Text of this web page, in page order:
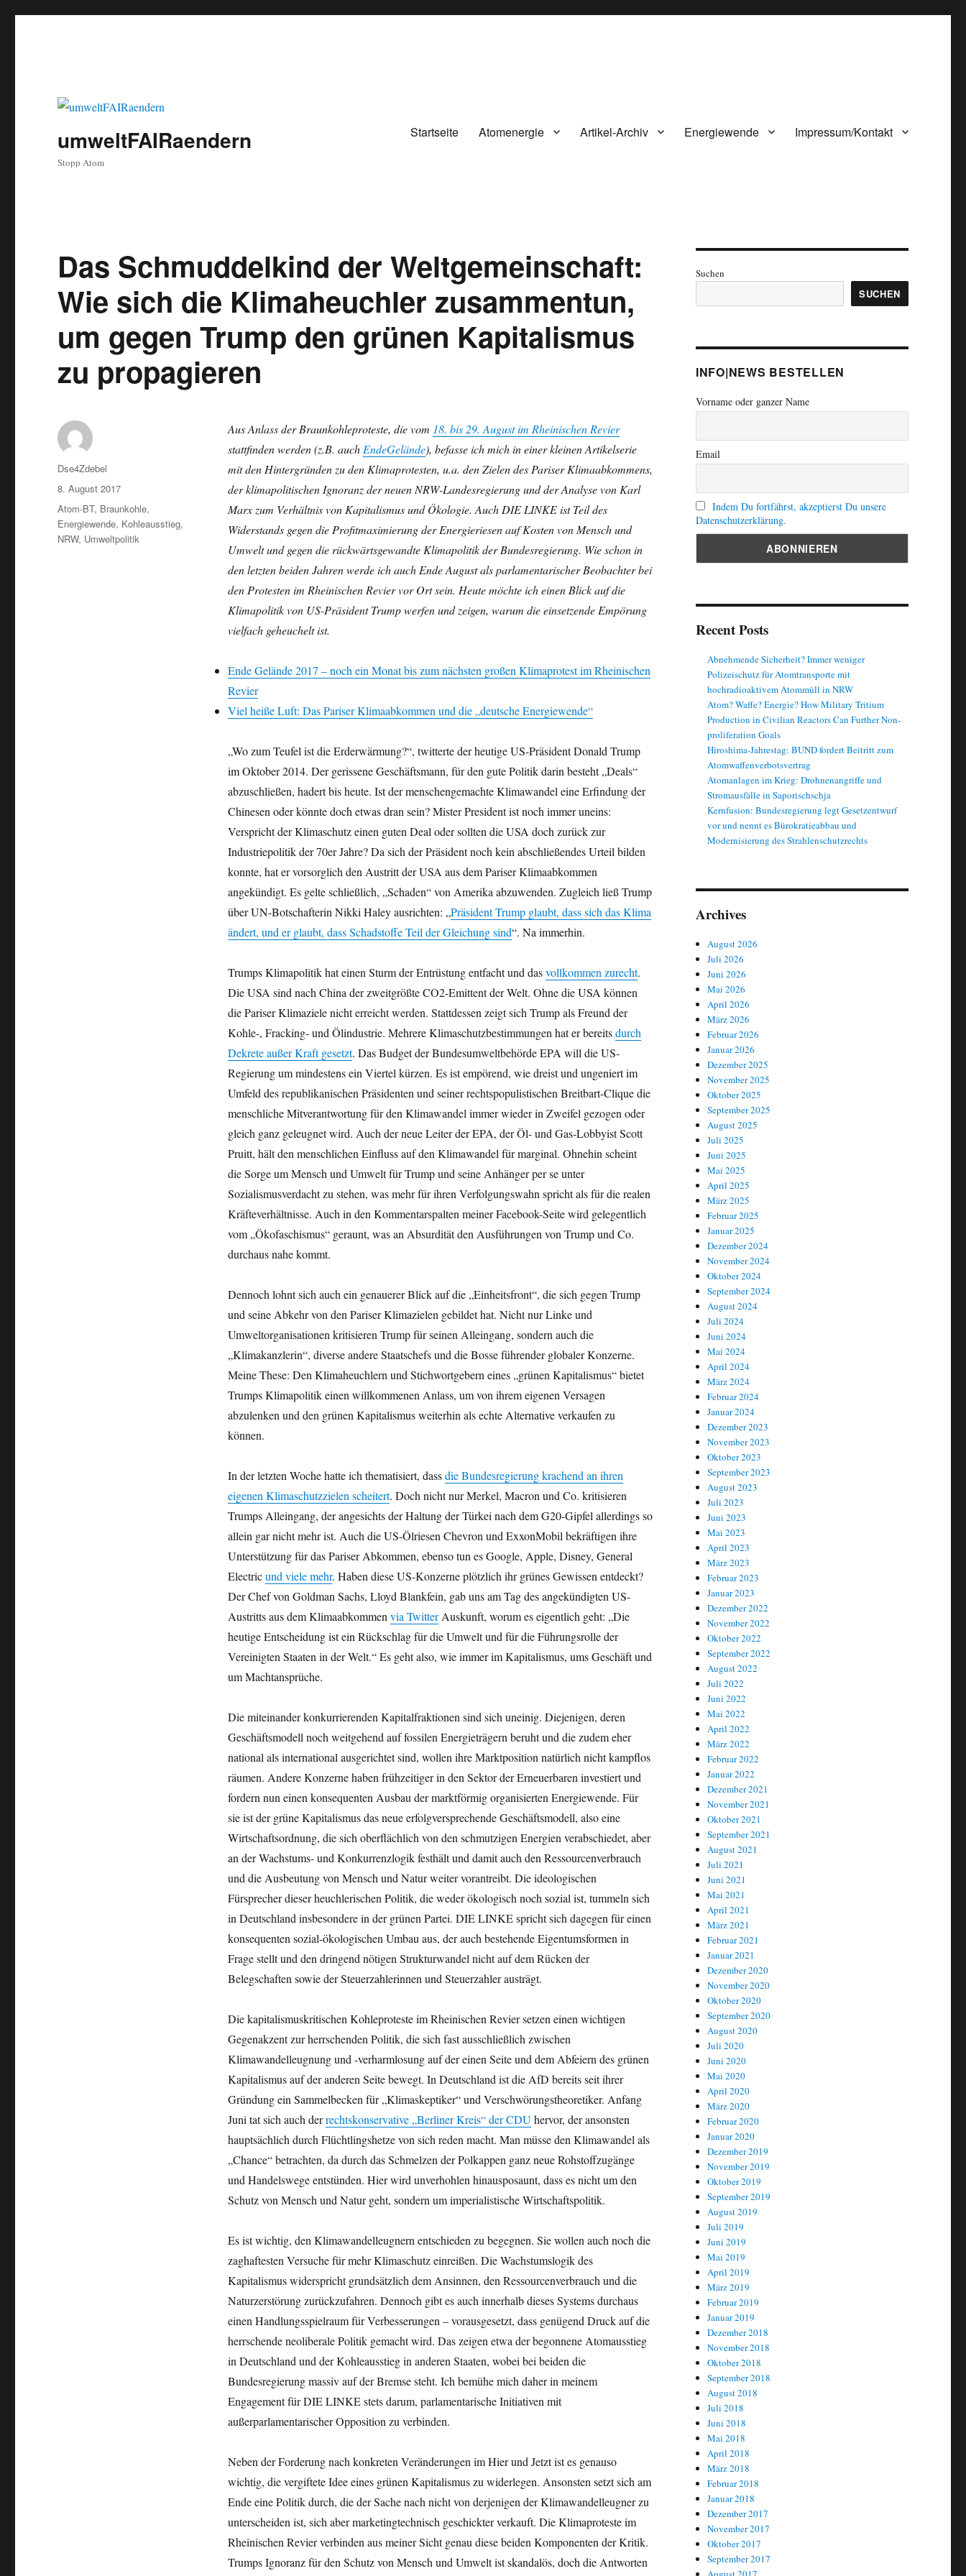
umweltFAIRaendern
Stopp Atom
Startseite Atomenergie Artikel-Archiv Energiewende Impressum/Kontakt
Das Schmuddelkind der Weltgemeinschaft:
Wie sich die Klimaheuchler zusammentun,
um gegen Trump den grünen Kapitalismus
zu propagieren
Aus Anlass der Braunkohleproteste, die vom 18. bis 29. August im Rheinischen Revier
stattfinden werden (z.B. auchEndeGelände), befasse ich mich in einer kleinen Artikelserie
mit den Hintergründen zu den Klimaprotesten, u.a. den Zielen des Pariser Klimaabkommens,
der klimapolitischen Ignoranz der neuen NRW-Landesregierung und der Analyse von Karl
Marx zum Verhältnis von Kapitalismus und Ökologie. Auch DIE LINKE ist Teil des
Widerstands gegen die Profitmaximierung der Energieriesen auf Kosten von Mensch und
Umwelt und gegen die rückwärtsgewandte Klimapolitik der Bundesregierung. Wie schon in
den letzten beiden Jahren werde ich auch Ende August als parlamentarischer Beobachter bei
den Protesten im Rheinischen Revier vor Ort sein. Heute möchte ich einen Blick auf die
Klimapolitik von US-Präsident Trump werfen und zeigen, warum die einsetzende Empörung
vielfach geheuchelt ist.
Ende Gelände 2017 – noch ein Monat bis zum nächsten großen Klimaprotest im Rheinischen
Revier
Viel heiße Luft: Das Pariser Klimaabkommen und die „deutsche Energiewende“
„Wo zum Teufel ist die Erderwärmung?“, twitterte der heutige US-Präsident Donald Trump
im Oktober 2014. Der gerissene Geschäftsmann, für den gute Politik darin besteht „Deals“
abzuschließen, hadert bis heute. Ist der menschengemachte Klimawandel eine Erfindung der
Chinesen oder könnte doch etwas dran sein? Mister President ist noch immer uneins:
Verspricht der Klimaschutz einen guten Deal oder sollten die USA doch zurück zur
Industriepolitik der 70er Jahre? Da sich der Präsident noch kein abschließendes Urteil bilden
konnte, hat er vorsorglich den Austritt der USA aus dem Pariser Klimaabkommen
angekündigt. Es gelte schließlich, „Schaden“ von Amerika abzuwenden. Zugleich ließ Trump
über UN-Botschafterin Nikki Haley ausrichten: „Präsident Trump glaubt, dass sich das Klima
ändert, und er glaubt, dass Schadstoffe Teil der Gleichung sind“. Na immerhin.
Trumps Klimapolitik hat einen Sturm der Entrüstung entfacht und dasvollkommen zurecht.
Die USA sind nach China der zweitgrößte CO2-Emittent der Welt. Ohne die USA können
die Pariser Klimaziele nicht erreicht werden. Stattdessen zeigt sich Trump als Freund der
Kohle-, Fracking- und Ölindustrie. Mehrere Klimaschutzbestimmungen hat er bereitsdurch
Dekrete außer Kraft gesetzt. Das Budget der Bundesumweltbehörde EPA will die US-
Regierung um mindestens ein Viertel kürzen. Es ist empörend, wie dreist und ungeniert im
Umfeld des republikanischen Präsidenten und seiner rechtspopulistischen Breitbart-Clique die
menschliche Mitverantwortung für den Klimawandel immer wieder in Zweifel gezogen oder
gleich ganz geleugnet wird. Auch der neue Leiter der EPA, der Öl- und Gas-Lobbyist Scott
Pruitt, hält den menschlichen Einfluss auf den Klimawandel für marginal. Ohnehin scheint
die Sorge um Mensch und Umwelt für Trump und seine Anhänger per se unter
Sozialismusverdacht zu stehen, was mehr für ihren Verfolgungswahn spricht als für die realen
Kräfteverhältnisse. Auch in den Kommentarspalten meiner Facebook-Seite wird gelegentlich
vom „Ökofaschismus“ geraunt, was an Absurdität den Ausführungen von Trump und Co.
durchaus nahe kommt.
Dennoch lohnt sich auch ein genauerer Blick auf die „Einheitsfront“, die sich gegen Trump
und seine Abkehr von den Pariser Klimazielen gebildet hat. Nicht nur Linke und
Umweltorganisationen kritisieren Trump für seinen Alleingang, sondern auch die
„Klimakanzlerin“, diverse andere Staatschefs und die Bosse führender globaler Konzerne.
Meine These: Den Klimaheuchlern und Stichwortgebern eines „grünen Kapitalismus“ bietet
Trumps Klimapolitik einen willkommenen Anlass, um von ihrem eigenen Versagen
abzulenken und den grünen Kapitalismus weiterhin als echte Alternative verkaufen zu
können.
In der letzten Woche hatte ich thematisiert, dassdie Bundesregierung krachend an ihren
eigenen Klimaschutzzielen scheitert. Doch nicht nur Merkel, Macron und Co. kritisieren
Trumps Alleingang, der angesichts der Haltung der Türkei nach dem G20-Gipfel allerdings so
allein gar nicht mehr ist. Auch die US-Ölriesen Chevron und ExxonMobil bekräftigen ihre
Unterstützung für das Pariser Abkommen, ebenso tun es Google, Apple, Disney, General
Electricund viele mehr. Haben diese US-Konzerne plötzlich ihr grünes Gewissen entdeckt?
Der Chef von Goldman Sachs, Lloyd Blankfein, gab uns am Tag des angekündigten US-
Austritts aus dem Klimaabkommenvia TwitterAuskunft, worum es eigentlich geht: „Die
heutige Entscheidung ist ein Rückschlag für die Umwelt und für die Führungsrolle der
Vereinigten Staaten in der Welt.“ Es geht also, wie immer im Kapitalismus, ums Geschäft und
um Machtansprüche.
Die miteinander konkurrierenden Kapitalfraktionen sind sich uneinig. Diejenigen, deren
Geschäftsmodell noch weitgehend auf fossilen Energieträgern beruht und die zudem eher
national als international ausgerichtet sind, wollen ihre Marktposition natürlich nicht kampflos
räumen. Andere Konzerne haben frühzeitiger in den Sektor der Erneuerbaren investiert und
fordern nun einen konsequenten Ausbau der marktförmig organisierten Energiewende. Für
sie ist der grüne Kapitalismus das neue erfolgversprechende Geschäftsmodell, also eine
Wirtschaftsordnung, die sich oberflächlich von den schmutzigen Energien verabschiedet, aber
an der Wachstums- und Konkurrenzlogik festhält und damit auch den Ressourcenverbrauch
und die Ausbeutung von Mensch und Natur weiter vorantreibt. Die ideologischen
Fürsprecher dieser heuchlerischen Politik, die weder ökologisch noch sozial ist, tummeln sich
in Deutschland insbesondere in der grünen Partei. DIE LINKE spricht sich dagegen für einen
konsequenten sozial-ökologischen Umbau aus, der auch bestehende Eigentumsformen in
Frage stellt und den dringend nötigen Strukturwandel nicht auf dem Rücken der
Belegschaften sowie der Steuerzahlerinnen und Steuerzahler austrägt.
Die kapitalismuskritischen Kohleproteste im Rheinischen Revier setzen einen wichtigen
Gegenakzent zur herrschenden Politik, die sich fast ausschließlich zwischen
Klimawandelleugnung und -verharmlosung auf der einen Seite und dem Abfeiern des grünen
Kapitalismus auf der anderen Seite bewegt. In Deutschland ist die AfD bereits seit ihrer
Gründung ein Sammelbecken für „Klimaskeptiker“ und Verschwörungstheoretiker. Anfang
Juni tat sich auch derrechtskonservative „Berliner Kreis“ der CDUhervor, der ansonsten
hauptsächlich durch Flüchtlingshetze von sich reden macht. Man müsse den Klimawandel als
„Chance“ betrachten, da durch das Schmelzen der Polkappen ganz neue Rohstoffzugänge
und Handelswege entstünden. Hier wird unverhohlen hinausposaunt, dass es nicht um den
Schutz von Mensch und Natur geht, sondern um imperialistische Wirtschaftspolitik.
Es ist wichtig, den Klimawandelleugnern entschieden zu begegnen. Sie wollen auch noch die
zaghaftesten Versuche für mehr Klimaschutz einreißen. Die Wachstumslogik des
Kapitalismus widerspricht grundsätzlich dem Ansinnen, den Ressourcenverbrauch und die
Naturzerstörung zurückzufahren. Dennoch gibt es auch innerhalb dieses Systems durchaus
einen Handlungsspielraum für Verbesserungen – vorausgesetzt, dass genügend Druck auf die
herrschende neoliberale Politik gemacht wird. Das zeigen etwa der begonnene Atomausstieg
in Deutschland und der Kohleausstieg in anderen Staaten, wobei bei beiden die
Bundesregierung massiv auf der Bremse steht. Ich bemühe mich daher in meinem
Engagement für DIE LINKE stets darum, parlamentarische Initiativen mit
außerparlamentarischer Opposition zu verbinden.
Neben der Forderung nach konkreten Veränderungen im Hier und Jetzt ist es genauso
wichtig, die vergiftete Idee eines grünen Kapitalismus zu widerlegen. Ansonsten setzt sich am
Ende eine Politik durch, die der Sache nach nicht von derjenigen der Klimawandelleugner zu
unterscheiden ist, sich aber marketingtechnisch geschickter verkauft. Die Klimaproteste im
Rheinischen Revier verbinden aus meiner Sicht genau diese beiden Komponenten der Kritik.
Trumps Ignoranz für den Schutz von Mensch und Umwelt ist skandalös, doch die Antworten
Autor
Dse4Zdebel
Veröffentlicht
am
8. August 2017
Kategorien
Atom-BT, Braunkohle,
Energiewende, Kohleausstieg,
NRW, Umweltpolitik
Suchen
SUCHEN
INFO|NEWS BESTELLEN
Vorname oder ganzer Name
Email
Indem Du fortfährst, akzeptierst Du unsere
Datenschutzerklärung.
Recent Posts
Abnehmende Sicherheit? Immer weniger
Polizeischutz für Atomtransporte mit
hochradioaktivem Atommüll in NRW
Atom? Waffe? Energie? How Military Tritium
Production in Civilian Reactors Can Further Non-
proliferation Goals
Hiroshima-Jahrestag: BUND fordert Beitritt zum
Atomwaffenverbotsvertrag
Atomanlagen im Krieg: Drohnenangriffe und
Stromausfälle in Saporischschja
Kernfusion: Bundesregierung legt Gesetzentwurf
vor und nennt es Bürokratieabbau und
Modernisierung des Strahlenschutzrechts
Archives
August 2026
Juli 2026
Juni 2026
Mai 2026
April 2026
März 2026
Februar 2026
Januar 2026
Dezember 2025
November 2025
Oktober 2025
September 2025
August 2025
Juli 2025
Juni 2025
Mai 2025
April 2025
März 2025
Februar 2025
Januar 2025
Dezember 2024
November 2024
Oktober 2024
September 2024
August 2024
Juli 2024
Juni 2024
Mai 2024
April 2024
März 2024
Februar 2024
Januar 2024
Dezember 2023
November 2023
Oktober 2023
September 2023
August 2023
Juli 2023
Juni 2023
Mai 2023
April 2023
März 2023
Februar 2023
Januar 2023
Dezember 2022
November 2022
Oktober 2022
September 2022
August 2022
Juli 2022
Juni 2022
Mai 2022
April 2022
März 2022
Februar 2022
Januar 2022
Dezember 2021
November 2021
Oktober 2021
September 2021
August 2021
Juli 2021
Juni 2021
Mai 2021
April 2021
März 2021
Februar 2021
Januar 2021
Dezember 2020
November 2020
Oktober 2020
September 2020
August 2020
Juli 2020
Juni 2020
Mai 2020
April 2020
März 2020
Februar 2020
Januar 2020
Dezember 2019
November 2019
Oktober 2019
September 2019
August 2019
Juli 2019
Juni 2019
Mai 2019
April 2019
März 2019
Februar 2019
Januar 2019
Dezember 2018
November 2018
Oktober 2018
September 2018
August 2018
Juli 2018
Juni 2018
Mai 2018
April 2018
März 2018
Februar 2018
Januar 2018
Dezember 2017
November 2017
Oktober 2017
September 2017